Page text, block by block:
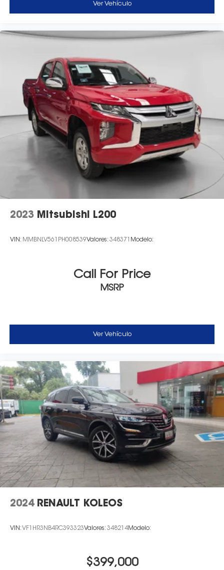
Ver Vehículo
2023 Mitsubishi L200
VIN: MMBNLV561PH008539Valores: 348371 Modelo:
Call For Price
MSRP
Ver Vehículo
2024 RENAULT KOLEOS
VIN:VF1HR3NB4RC393323Valores: 348214Modelo:
$399,000